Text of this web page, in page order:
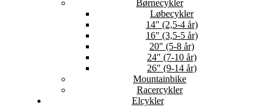
Børnecykler
Løbecykler
14″ (2,5-4 år)
16″ (3,5-5 år)
20″ (5-8 år)
24″ (7-10 år)
26″ (9-14 år)
Mountainbike
Racercykler
Elcykler